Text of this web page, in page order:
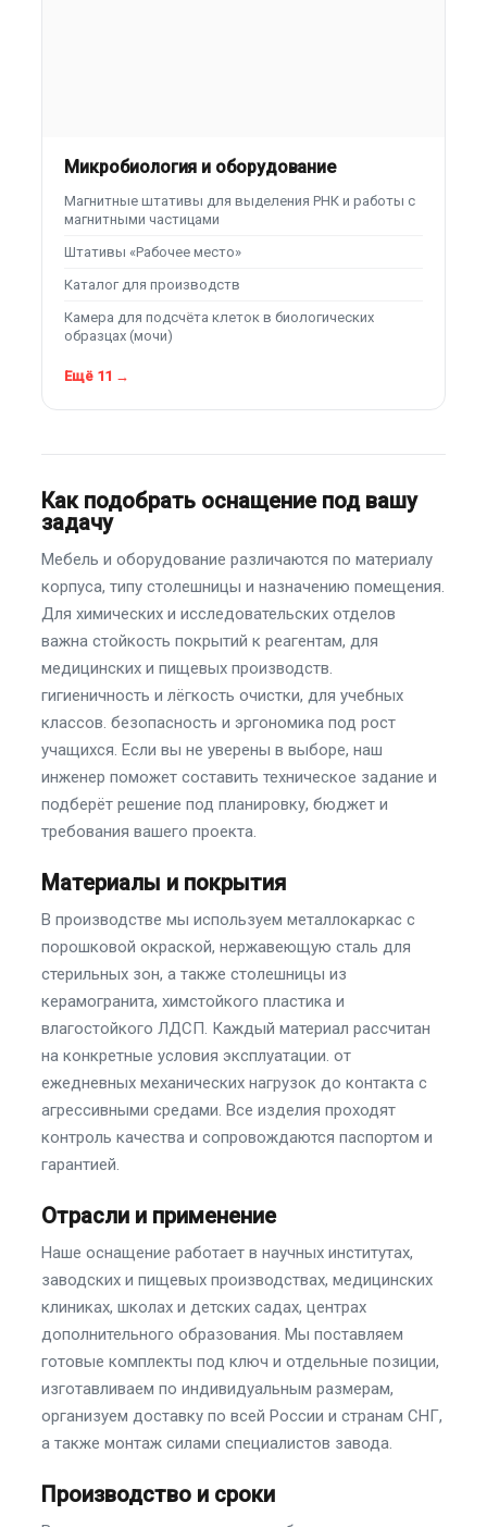
Микробиология и оборудование
Магнитные штативы для выделения РНК и работы с
магнитными частицами
Штативы «Рабочее место»
Каталог для производств
Камера для подсчёта клеток в биологических
образцах (мочи)
Ещё 11 →
Как подобрать оснащение под вашу
задачу
Мебель и оборудование различаются по материалу
корпуса, типу столешницы и назначению помещения.
Для химических и исследовательских отделов
важна стойкость покрытий к реагентам, для
медицинских и пищевых производств.
гигиеничность и лёгкость очистки, для учебных
классов. безопасность и эргономика под рост
учащихся. Если вы не уверены в выборе, наш
инженер поможет составить техническое задание и
подберёт решение под планировку, бюджет и
требования вашего проекта.
Материалы и покрытия
В производстве мы используем металлокаркас с
порошковой окраской, нержавеющую сталь для
стерильных зон, а также столешницы из
керамогранита, химстойкого пластика и
влагостойкого ЛДСП. Каждый материал рассчитан
на конкретные условия эксплуатации. от
ежедневных механических нагрузок до контакта с
агрессивными средами. Все изделия проходят
контроль качества и сопровождаются паспортом и
гарантией.
Отрасли и применение
Наше оснащение работает в научных институтах,
заводских и пищевых производствах, медицинских
клиниках, школах и детских садах, центрах
дополнительного образования. Мы поставляем
готовые комплекты под ключ и отдельные позиции,
изготавливаем по индивидуальным размерам,
организуем доставку по всей России и странам СНГ,
а также монтаж силами специалистов завода.
Производство и сроки